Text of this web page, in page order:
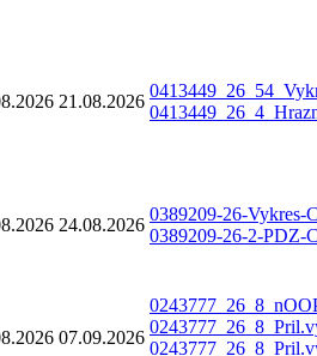
21.08.2026
24.08.2026
0389209-26-Vykres-
0389209-26-2-PDZ-
07.09.2026